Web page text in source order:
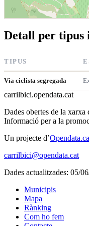
Detall per tipus
TIPUS
Via ciclista segregada
carrilbici.opendata.cat
Dades obertes de la
Informació per a la
Un projecte d’
carrilbici@opendata.cat
Dades actualitzades: 05/
Municipis
Mapa
Rànking
Com ho fem